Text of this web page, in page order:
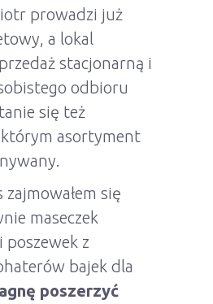
prowadzi już
a lokal
stacjonarną i
odbioru
się też
asortyment
zajmowałem się
maseczek
z
bajek dla
poszerzyć